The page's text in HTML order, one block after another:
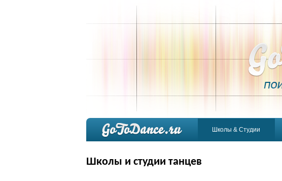
Школы & Студии
Школы и студии танцев